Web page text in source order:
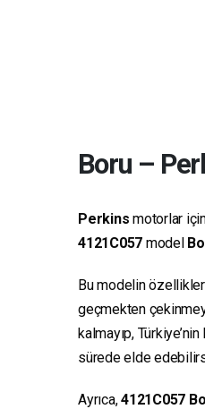
Boru –
Perkins motorlar
4121C057 model
Bu modelin
geçmekten
kalmayıp,
sürede elde
Ayrıca,4121C057